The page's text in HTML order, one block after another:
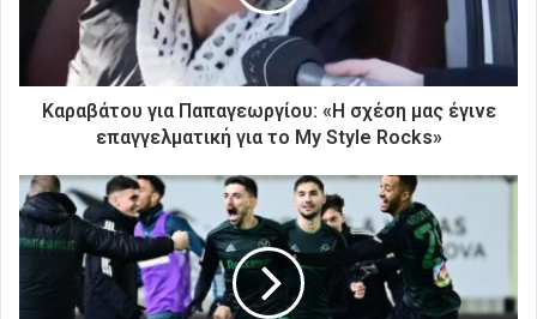
ι
κ
ή
Καραβάτου για Παπαγεωργίου: «Η σχέση μας έγινε
επαγγελματική για το My Style Rocks»